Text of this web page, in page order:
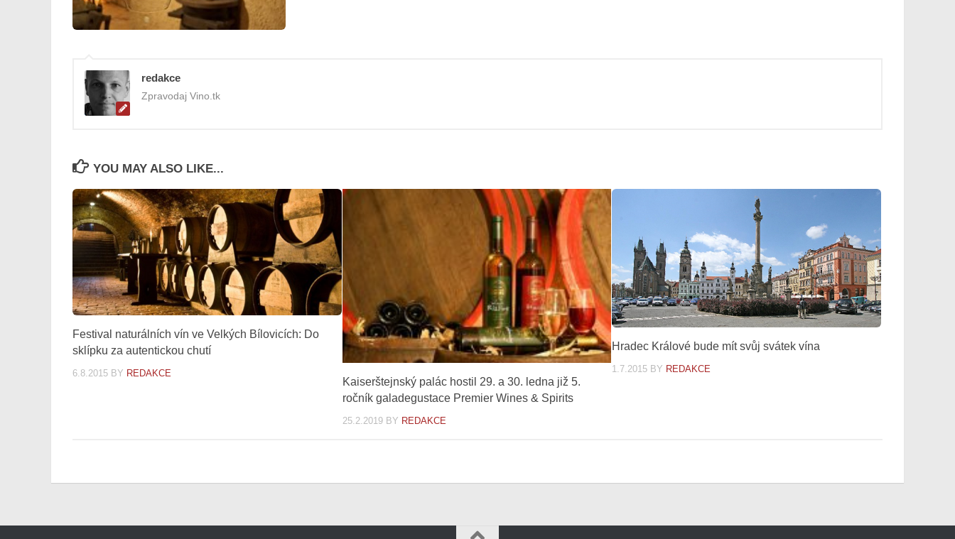
redakce
Zpravodaj Vino.tk
YOU MAY ALSO LIKE...
Festival naturálních vín ve Velkých Bílovicích: Do
sklípku za autentickou chutí
6.8.2015 BY REDAKCE
Kaiserštejnský palác hostil 29. a 30. ledna již 5.
ročník galadegustace Premier Wines & Spirits
25.2.2019BY REDAKCE
Hradec Králové bude mít svůj svátek vína
1.7.2015 BY REDAKCE